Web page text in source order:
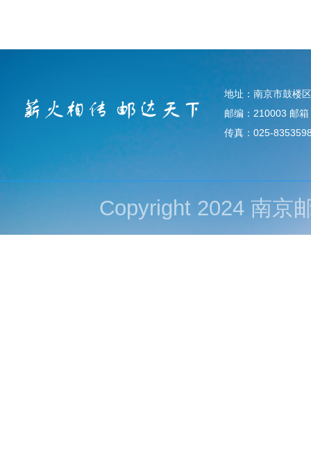
地址：南京市鼓楼
邮编：210003 邮
传真：025-
Copyright 2024 南京